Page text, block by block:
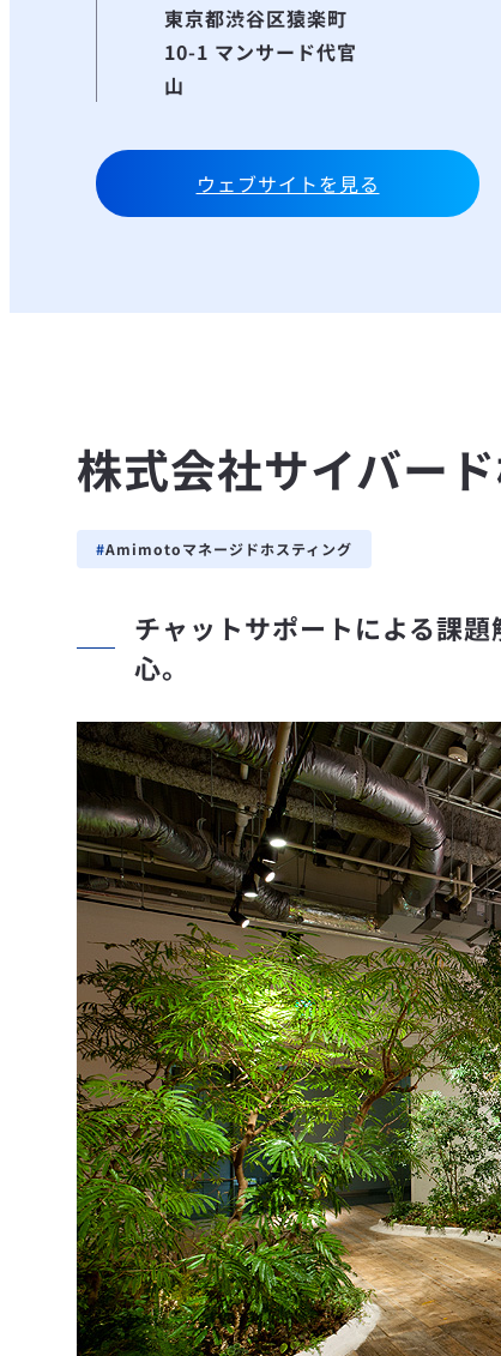
東京都渋谷区猿楽町
10-1 マンサード代官
山
ウェブサイトを見る
株式会社サイバー
Amimotoマネージドホスティング
チャットサポートによる課
心。